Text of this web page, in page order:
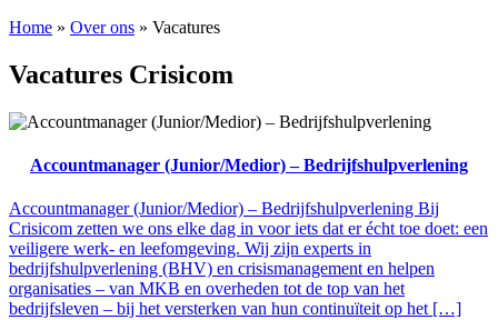
Home » Over ons » Vacatures
Vacatures Crisicom
Accountmanager (Junior/Medior) – Bedrijfshulpverlening
Accountmanager (Junior/Medior) – Bedrijfshulpverlening Bij
Crisicom zetten we ons elke dag in voor iets dat er écht toe doet: een
veiligere werk- en leefomgeving. Wij zijn experts in
bedrijfshulpverlening (BHV) en crisismanagement en helpen
organisaties – van MKB en overheden tot de top van het
bedrijfsleven – bij het versterken van hun continuïteit op het […]